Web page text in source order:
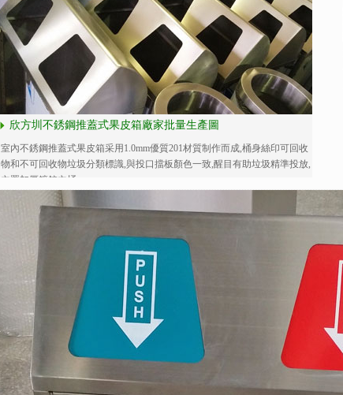
欣方圳不銹鋼推蓋式果皮箱廠家批量生產圖
室內不銹鋼推蓋式果皮箱采用1.0mm優質201材質制作而成,桶身絲印可回收
物和不可回收物垃圾分類標識,與投口擋板顏色一致,醒目有助垃圾精準投放,
內置加厚鍍鋅內桶